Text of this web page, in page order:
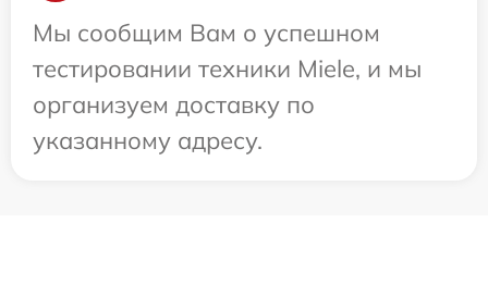
Мы сообщим Вам о успешном
тестировании техники Miele, и мы
организуем доставку по
указанному адресу.